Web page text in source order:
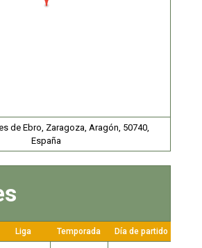
de Ebro, Zaragoza, Aragón, 50740,
España
Liga Temporada Día de partido